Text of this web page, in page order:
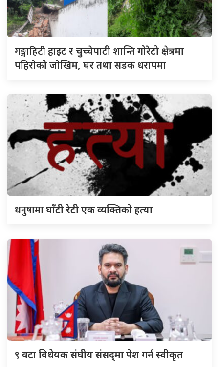
गङ्गाहिटीहाइट र चुच्चेपाटी शान्ति गोरेटो क्षेत्रमा
पहिरोको जोखिम, घर तथा सडक धरापमा
धनुषामाघाँटी रेटी एक व्यक्तिको हत्या
९ वटा विधेयक संघीय संसद्‌मा पेश गर्न स्वीकृत